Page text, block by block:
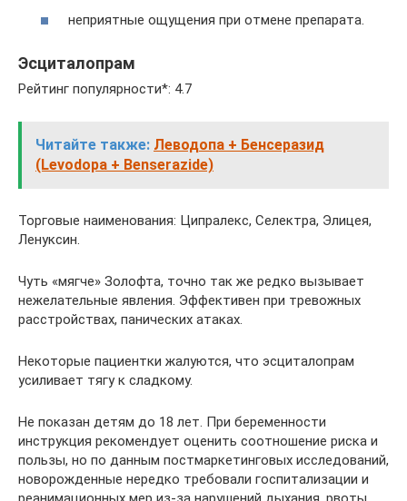
неприятные ощущения при отмене препарата.
Эсциталопрам
Рейтинг популярности*: 4.7
Читайте также: Леводопа + Бенсеразид
(Levodopa + Benserazide)
Торговые наименования: Ципралекс, Селектра, Элицея,
Ленуксин.
Чуть «мягче» Золофта, точно так же редко вызывает
нежелательные явления. Эффективен при тревожных
расстройствах, панических атаках.
Некоторые пациентки жалуются, что эсциталопрам
усиливает тягу к сладкому.
Не показан детям до 18 лет. При беременности
инструкция рекомендует оценить соотношение риска и
пользы, но по данным постмаркетинговых исследований,
новорожденные нередко требовали госпитализации и